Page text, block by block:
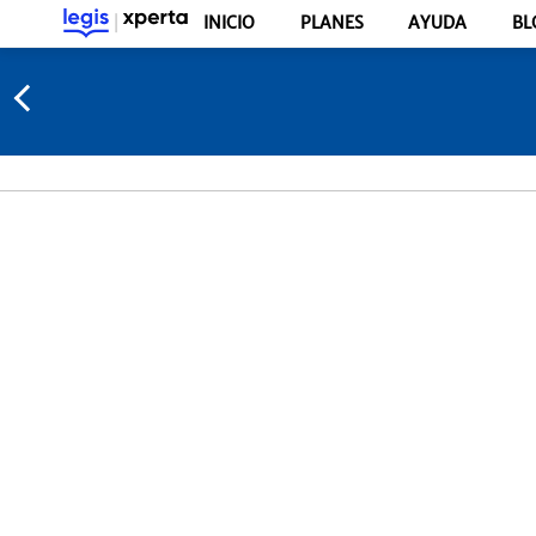
INICIO PLANES AYUDA